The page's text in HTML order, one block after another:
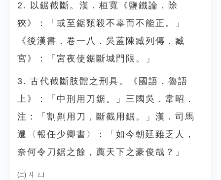
2. 以鋸截斷。漢．桓寬《鹽鐵論．除
狹》：「或至鋸頸殺不辜而不能正。」
《後漢書．卷一八．吳蓋陳臧列傳．臧
宮》：「宮夜使鋸斷城門限。」
3. 古代截斷肢體之刑具。《國語．魯語
上》：「中刑用刀鋸。」三國吳．韋昭．
注：「割劓用刀，斷截用鋸。」漢．司馬
遷〈報任少卿書〉：「如今朝廷雖乏人，
奈何令刀鋸之餘，薦天下之豪俊哉？」
㈡ㄐㄩ